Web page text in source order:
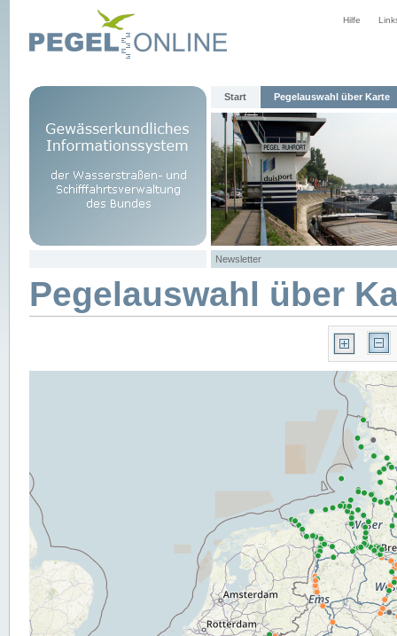
Hilfe
Start Pegelauswahl über Karte
Newsletter
Pegelauswahl über